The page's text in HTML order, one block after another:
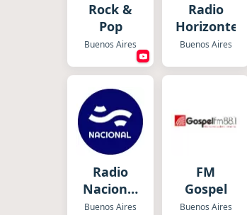
Rock &
Pop
Buenos Aires
Radio
Horizonte
Buenos Aires
Radio
Nacional
Folklórica
Buenos Aires
FM
Gospel
Buenos Aires